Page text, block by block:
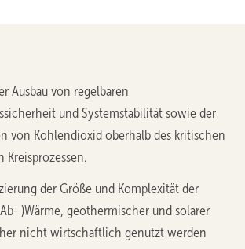
Ausbau von regelbaren
und Systemstabilität sowie der
von Kohlendioxid oberhalb des kritischen
Kreisprozessen.
der Größe und Komplexität der
)Wärme, geothermischer und solarer
nicht wirtschaftlich genutzt werden